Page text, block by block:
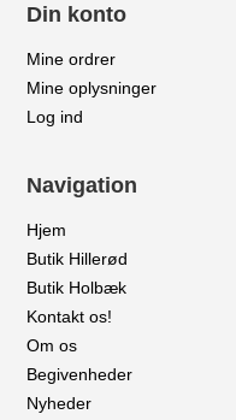
Din konto
Mine ordrer
Mine oplysninger
Log ind
Navigation
Hjem
Butik Hillerød
Butik Holbæk
Kontakt os!
Om os
Begivenheder
Nyheder